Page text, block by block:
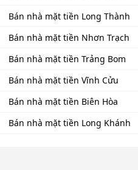
Bán nhà mặt tiền Long Thành
Bán nhà mặt tiền Nhơn Trạch
Bán nhà mặt tiền Trảng Bom
Bán nhà mặt tiền Vĩnh Cửu
Bán nhà mặt tiền Biên Hòa
Bán nhà mặt tiền Long Khánh